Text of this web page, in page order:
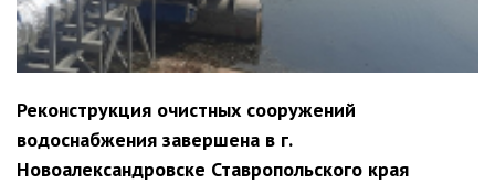
Реконструкция очистных сооружений
водоснабжения завершена в г.
Новоалександровске Ставропольского края